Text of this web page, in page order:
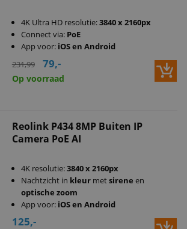
4K Ultra HD resolutie:3840 x 2160px
Connect via: PoE
App voor: iOS en Android
231,99
79,-
Op voorraad
Reolink P434 8MP Buiten IP
Camera PoE AI
4K resolutie:3840 x 2160px
Nachtzicht in kleur metsirene en
optische zoom
App voor: iOS en Android
125,-